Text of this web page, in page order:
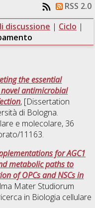
RSS 2.0
discussione | Ciclo |
the essential
antimicrobial
, [Dissertation
di Bologna.
e molecolare, 36
11163.
for AGC1
metabolic paths to
of OPCs and NSCs in
Mater Studiorum
in Biologia cellulare